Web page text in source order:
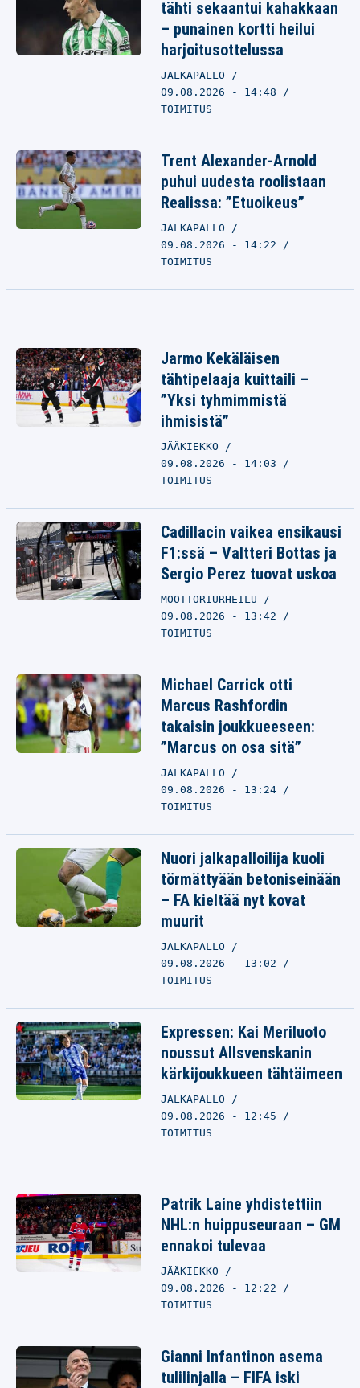
tähti sekaantui kahakkaan
– punainen kortti heilui
harjoitusottelussa
JALKAPALLO
09.08.2026 - 14:48
TOIMITUS
Trent Alexander-Arnold
puhui uudesta roolistaan
Realissa: ”Etuoikeus”
JALKAPALLO
09.08.2026 - 14:22
TOIMITUS
Jarmo Kekäläisen
tähtipelaaja kuittaili –
”Yksi tyhmimmistä
ihmisistä”
JÄÄKIEKKO
09.08.2026 - 14:03
TOIMITUS
Cadillacin vaikea ensikausi
F1:ssä – Valtteri Bottas ja
Sergio Perez tuovat uskoa
MOOTTORIURHEILU
09.08.2026 - 13:42
TOIMITUS
Michael Carrick otti
Marcus Rashfordin
takaisin joukkueeseen:
”Marcus on osa sitä”
JALKAPALLO
09.08.2026 - 13:24
TOIMITUS
Nuori jalkapalloilija kuoli
törmättyään betoniseinään
– FA kieltää nyt kovat
muurit
JALKAPALLO
09.08.2026 - 13:02
TOIMITUS
Expressen: Kai Meriluoto
noussut Allsvenskanin
kärkijoukkueen tähtäimeen
JALKAPALLO
09.08.2026 - 12:45
TOIMITUS
Patrik Laine yhdistettiin
NHL:n huippuseuraan – GM
ennakoi tulevaa
JÄÄKIEKKO
09.08.2026 - 12:22
TOIMITUS
Gianni Infantinon asema
tulilinjalla – FIFA iski